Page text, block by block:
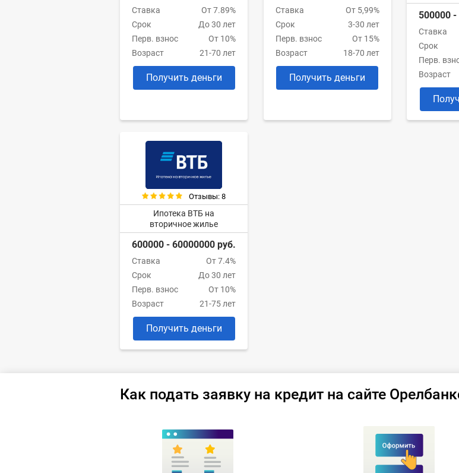
Ставка
От 7.89%
Срок
До 30 лет
Перв. взнос
От 10%
Возраст
21-70 лет
Получить деньги
Ставка
От 5,99%
Срок
3-30 лет
Перв. взнос
От 15%
Возраст
18-70 лет
Получить деньги
500000
Ставка
Срок
Перв.
Возраст
Отзывы: 8
Ипотека ВТБ на
вторичное жилье
600000 - 60000000 руб.
Ставка
От 7.4%
Срок
До 30 лет
Перв. взнос
От 10%
Возраст
21-75 лет
Получить деньги
Как подать заявку на кредит на сайте